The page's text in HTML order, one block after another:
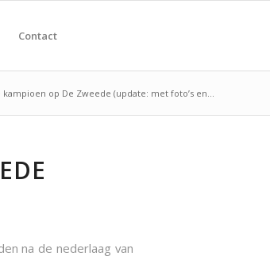
Contact
kampioen op De Zweede (update: met foto’s en...
na de nederlaag van